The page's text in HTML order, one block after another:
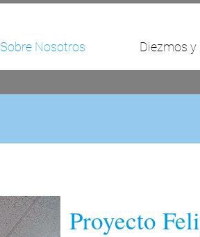
Sobre Nosotros Diezmos y
Proyecto